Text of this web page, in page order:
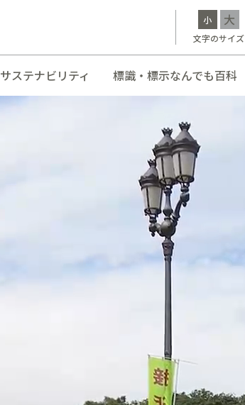
小 大
文字のサイズ
サステナビリティ 標識・標示なんでも百科